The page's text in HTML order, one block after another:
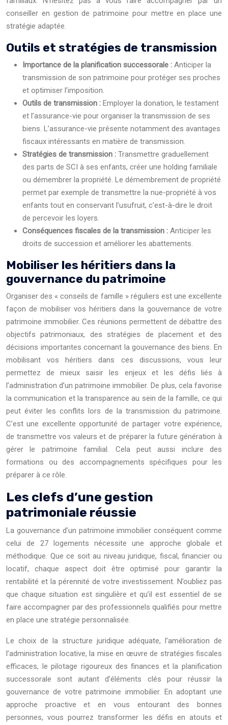
conseiller en gestion de patrimoine pour mettre en place une
stratégie adaptée.
Outils et stratégies de transmission
Importance de la planification successorale : Anticiper la
transmission de son patrimoine pour protéger ses proches
et optimiser l’imposition.
Outils de transmission : Employer la donation, le testament
et l’assurance-vie pour organiser la transmission de ses
biens. L’assurance-vie présente notamment des avantages
fiscaux intéressants en matière de transmission.
Stratégies de transmission : Transmettre graduellement
des parts de SCI à ses enfants, créer une holding familiale
ou démembrer la propriété. Le démembrement de propriété
permet par exemple de transmettre la nue-propriété à vos
enfants tout en conservant l’usufruit, c’est-à-dire le droit
de percevoir les loyers.
Conséquences fiscales de la transmission : Anticiper les
droits de succession et améliorer les abattements.
Mobiliser les héritiers dans la
gouvernance du patrimoine
Organiser des « conseils de famille » réguliers est une excellente
façon de mobiliser vos héritiers dans la gouvernance de votre
patrimoine immobilier. Ces réunions permettent de débattre des
objectifs patrimoniaux, des stratégies de placement et des
décisions importantes concernant la gouvernance des biens. En
mobilisant vos héritiers dans ces discussions, vous leur
permettez de mieux saisir les enjeux et les défis liés à
l’administration d’un patrimoine immobilier. De plus, cela favorise
la communication et la transparence au sein de la famille, ce qui
peut éviter les conflits lors de la transmission du patrimoine.
C’est une excellente opportunité de partager votre expérience,
de transmettre vos valeurs et de préparer la future génération à
gérer le patrimoine familial. Cela peut aussi inclure des
formations ou des accompagnements spécifiques pour les
préparer à ce rôle.
Les clefs d’une gestion
patrimoniale réussie
La gouvernance d’un patrimoine immobilier conséquent comme
celui de 27 logements nécessite une approche globale et
méthodique. Que ce soit au niveau juridique, fiscal, financier ou
locatif, chaque aspect doit être optimisé pour garantir la
rentabilité et la pérennité de votre investissement. N’oubliez pas
que chaque situation est singulière et qu’il est essentiel de se
faire accompagner par des professionnels qualifiés pour mettre
en place une stratégie personnalisée.
Le choix de la structure juridique adéquate, l’amélioration de
l’administration locative, la mise en œuvre de stratégies fiscales
efficaces, le pilotage rigoureux des finances et la planification
successorale sont autant d’éléments clés pour réussir la
gouvernance de votre patrimoine immobilier. En adoptant une
approche proactive et en vous entourant des bonnes
personnes, vous pourrez transformer les défis en atouts et